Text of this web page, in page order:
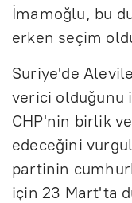
İmamoğlu, bu
erken seçim
Suriye'de
verici olduğunu
CHP'nin birlik
edeceğini
partinin
için 23 Mart'ta